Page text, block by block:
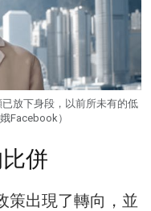
放下身段，以前所未有的低
Facebook）
併
策出現了轉向，並